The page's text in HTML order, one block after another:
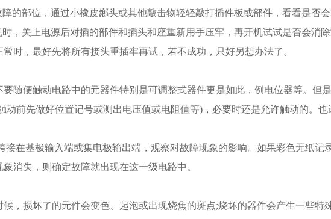
障的部位，通过小橡皮鎯头或其他敲击物轻轻敲打插件板或部件，看看是否
时，关上电源后对插的部件和插头和座重新用手压牢，再开机试试是否会消
时，最好先将所有接头重插牢再试，若不成功，只好另想办法了。
随便触动电路中的元器件特别是可调整式器件更是如此，例电位器等。但
动前先做好位置记号或测出电压值或电阻值等)，必要时还是允许触动的。也
接在基极输入端或集电极输出端，观察对故障现象的影响。如果彩色无纸记
消失，则确定故障就出现在这一级电路中。
，损坏了的元件会变色、起泡或出现烧焦的斑点;烧坏的器件会产生一些特